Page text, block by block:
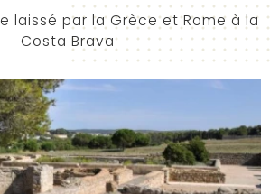
laissé par la Grèce et Rome à la
Costa Brava